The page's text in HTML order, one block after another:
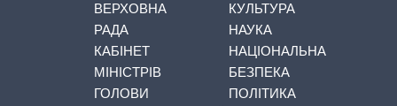
ВЕРХОВНА
РАДА
КАБІНЕТ
МІНІСТРІВ
ГОЛОВИ
КУЛЬТУРА
НАУКА
НАЦІОНАЛЬНА
БЕЗПЕКА
ПОЛІТИКА